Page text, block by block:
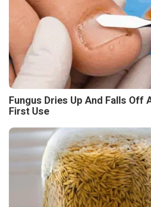
Fungus Dries Up And Falls Off
First Use